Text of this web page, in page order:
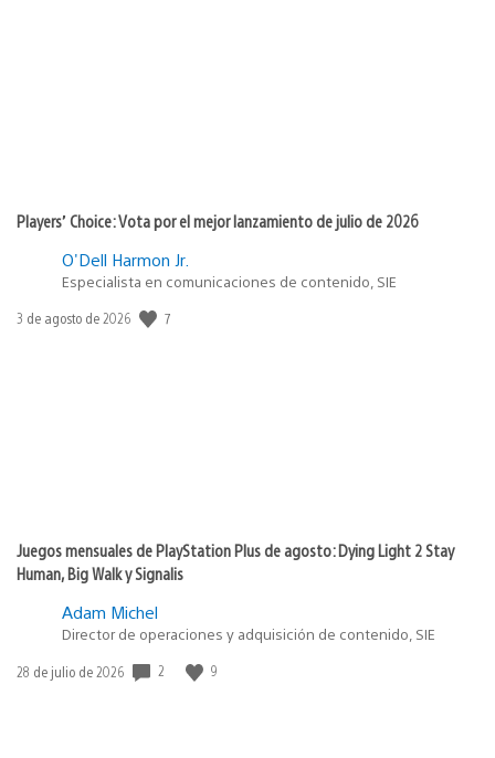
Players’ Choice: Vota por el mejor lanzamiento de julio de 2026
O'Dell Harmon Jr.
Especialista en comunicaciones de contenido, SIE
Fecha
3 de agosto de 2026 7
Juegos mensuales de PlayStation Plus de agosto: Dying Light 2 Stay
Human, Big Walk y Signalis
Adam Michel
Director de operaciones y adquisición de contenido, SIE
Fecha
28 de julio de 2026 2 9